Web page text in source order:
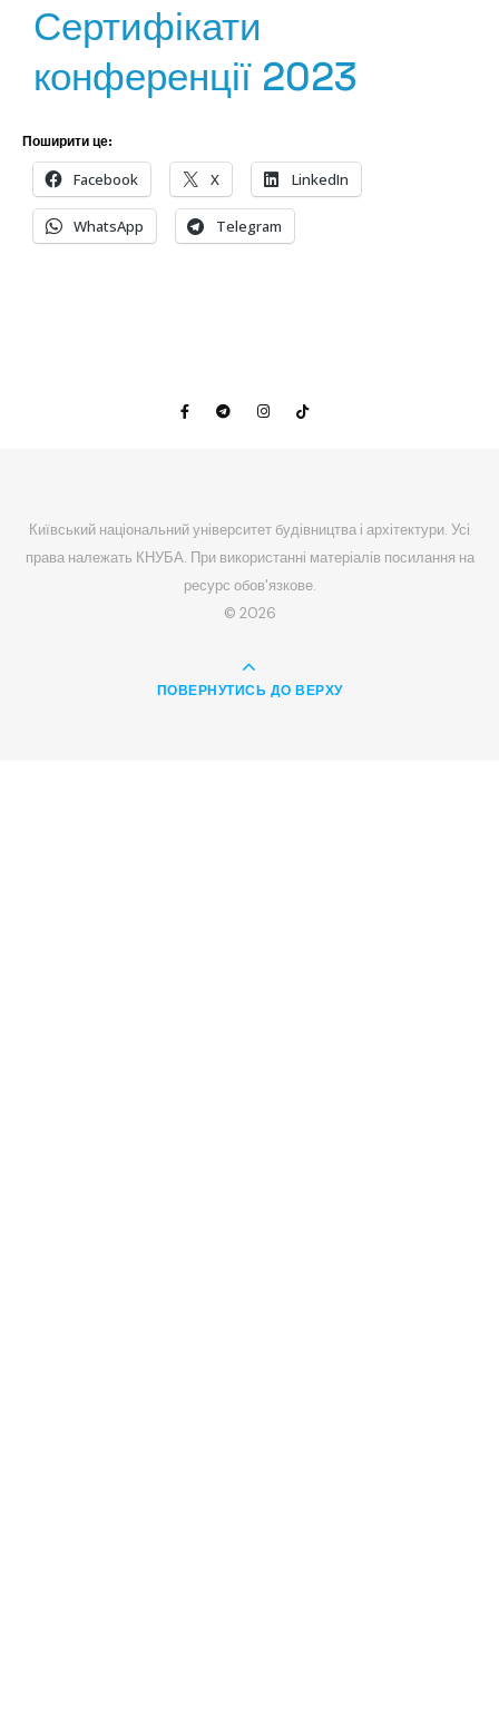
Сертифікати
конференції 2023
Поширити це:
Facebook X LinkedIn
WhatsApp Telegram
Київський національний університет будівництва і архітектури. Усі
права належать КНУБА. При використанні матеріалів посилання на
ресурс обов'язкове.
© 2026
ПОВЕРНУТИСЬ ДО ВЕРХУ